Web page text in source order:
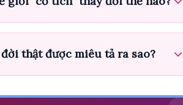
thật được miêu tả ra sao?